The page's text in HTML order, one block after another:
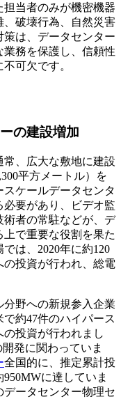
当者のみが機密機器
破壊行為、自然災害
は、データセンター
務を保護し、信頼性
可欠です。
の建設増加
、広大な敷地に建設
平方メートル）を
ケールデータセンタ
要があり、ビデオ監
者の常駐などが、デ
で重要な役割を果た
は、2020年に約120
投資が行われ、総電
分野への新規参入企業
約47件のハイパース
投資が行われまし
発に関わっていま
全国的に、推定累計投
に達していま
ータセンター物理セ